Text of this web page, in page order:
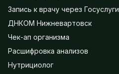
Запись к врачу через Госуслуги
ДНКОМ Нижневартовск
Чек-ап организма
Расшифровка анализов
Нутрициолог